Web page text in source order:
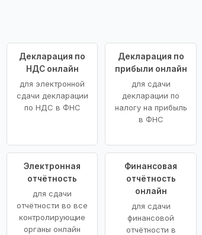
Декларация по
НДС онлайн
для электронной
сдачи декларации
по НДС в ФНС
Декларация по
прибыли онлайн
для сдачи
декларации по
налогу на прибыль
в ФНС
Электронная
отчётность
для сдачи
отчётности во все
контролирующие
органы онлайн
Финансовая
отчётность
онлайн
для сдачи
финансовой
отчётности в